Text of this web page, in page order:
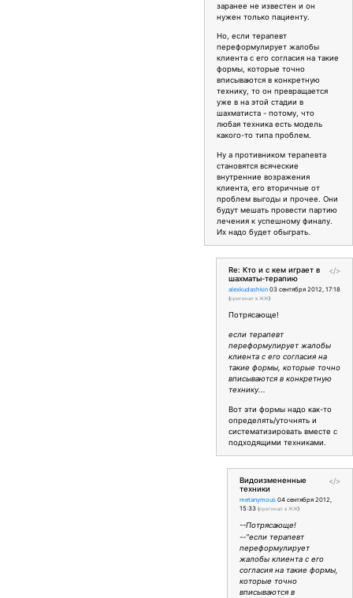
заранее не известен и он
нужен только пациенту.
Но, если терапевт
переформулирует жалобы
клиента с его согласия на такие
формы, которые точно
вписываются в конкретную
технику, то он превращается
уже в на этой стадии в
шахматиста - потому, что
любая техника есть модель
какого-то типа проблем.
Ну а противником терапевта
становятся всяческие
внутренние возражения
клиента, его вторичные от
проблем выгоды и прочее. Они
будут мешать провести партию
лечения к успешному финалу.
Их надо будет обыграть.
</>
Re: Кто и с кем играет в
шахматы-терапию
alexkudashkin 03 сентября 2012, 17:18
(оригинал в ЖЖ)
Потрясающе!
если терапевт
переформулирует жалобы
клиента с его согласия на
такие формы, которые точно
вписываются в конкретную
технику...
Вот эти формы надо как-то
определять/уточнять и
систематизировать вместе с
подходящими техниками.
</>
Видоизмененные
техники
metanymous 04 сентября 2012,
15:33 (оригинал в ЖЖ)
--Потрясающе!
--"если терапевт
переформулирует
жалобы клиента с его
согласия на такие формы,
которые точно
вписываются в